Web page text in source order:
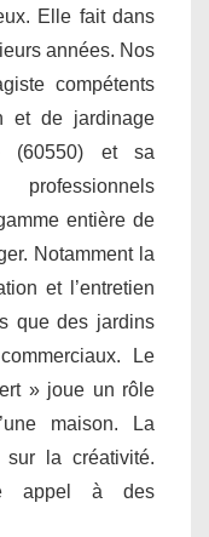
Elle fait dans
années. Nos
compétents
et de jardinage
(60550) et sa
entière de
Notamment la
et l’entretien
que des jardins
Le
» joue un rôle
maison. La
sur la créativité.
appel à des